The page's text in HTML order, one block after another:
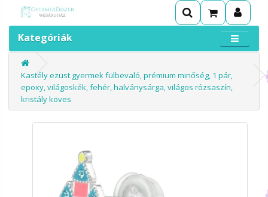
Kategóriák
Kastély ezüst gyermek fülbevaló, prémium minőség, 1 pár,
epoxy, világoskék, fehér, halványsárga, világos rózsaszín,
kristály köves